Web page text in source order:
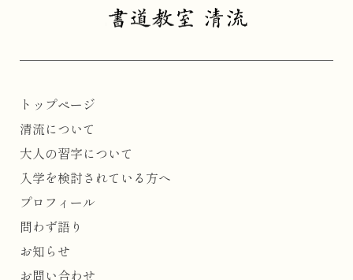
トップページ
清流について
大人の習字について
入学を検討されている方へ
プロフィール
問わず語り
お知らせ
お問い合わせ